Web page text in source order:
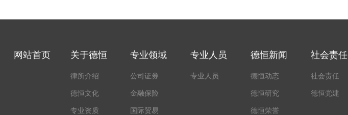
网站首页 关于德恒
律所介绍
德恒文化
专业资质
专业领域
公司证券
金融保险
国际贸易
专业人员
专业人员
德恒新闻
德恒动态
德恒研究
德恒荣誉
社会责任
社会责任
德恒党建